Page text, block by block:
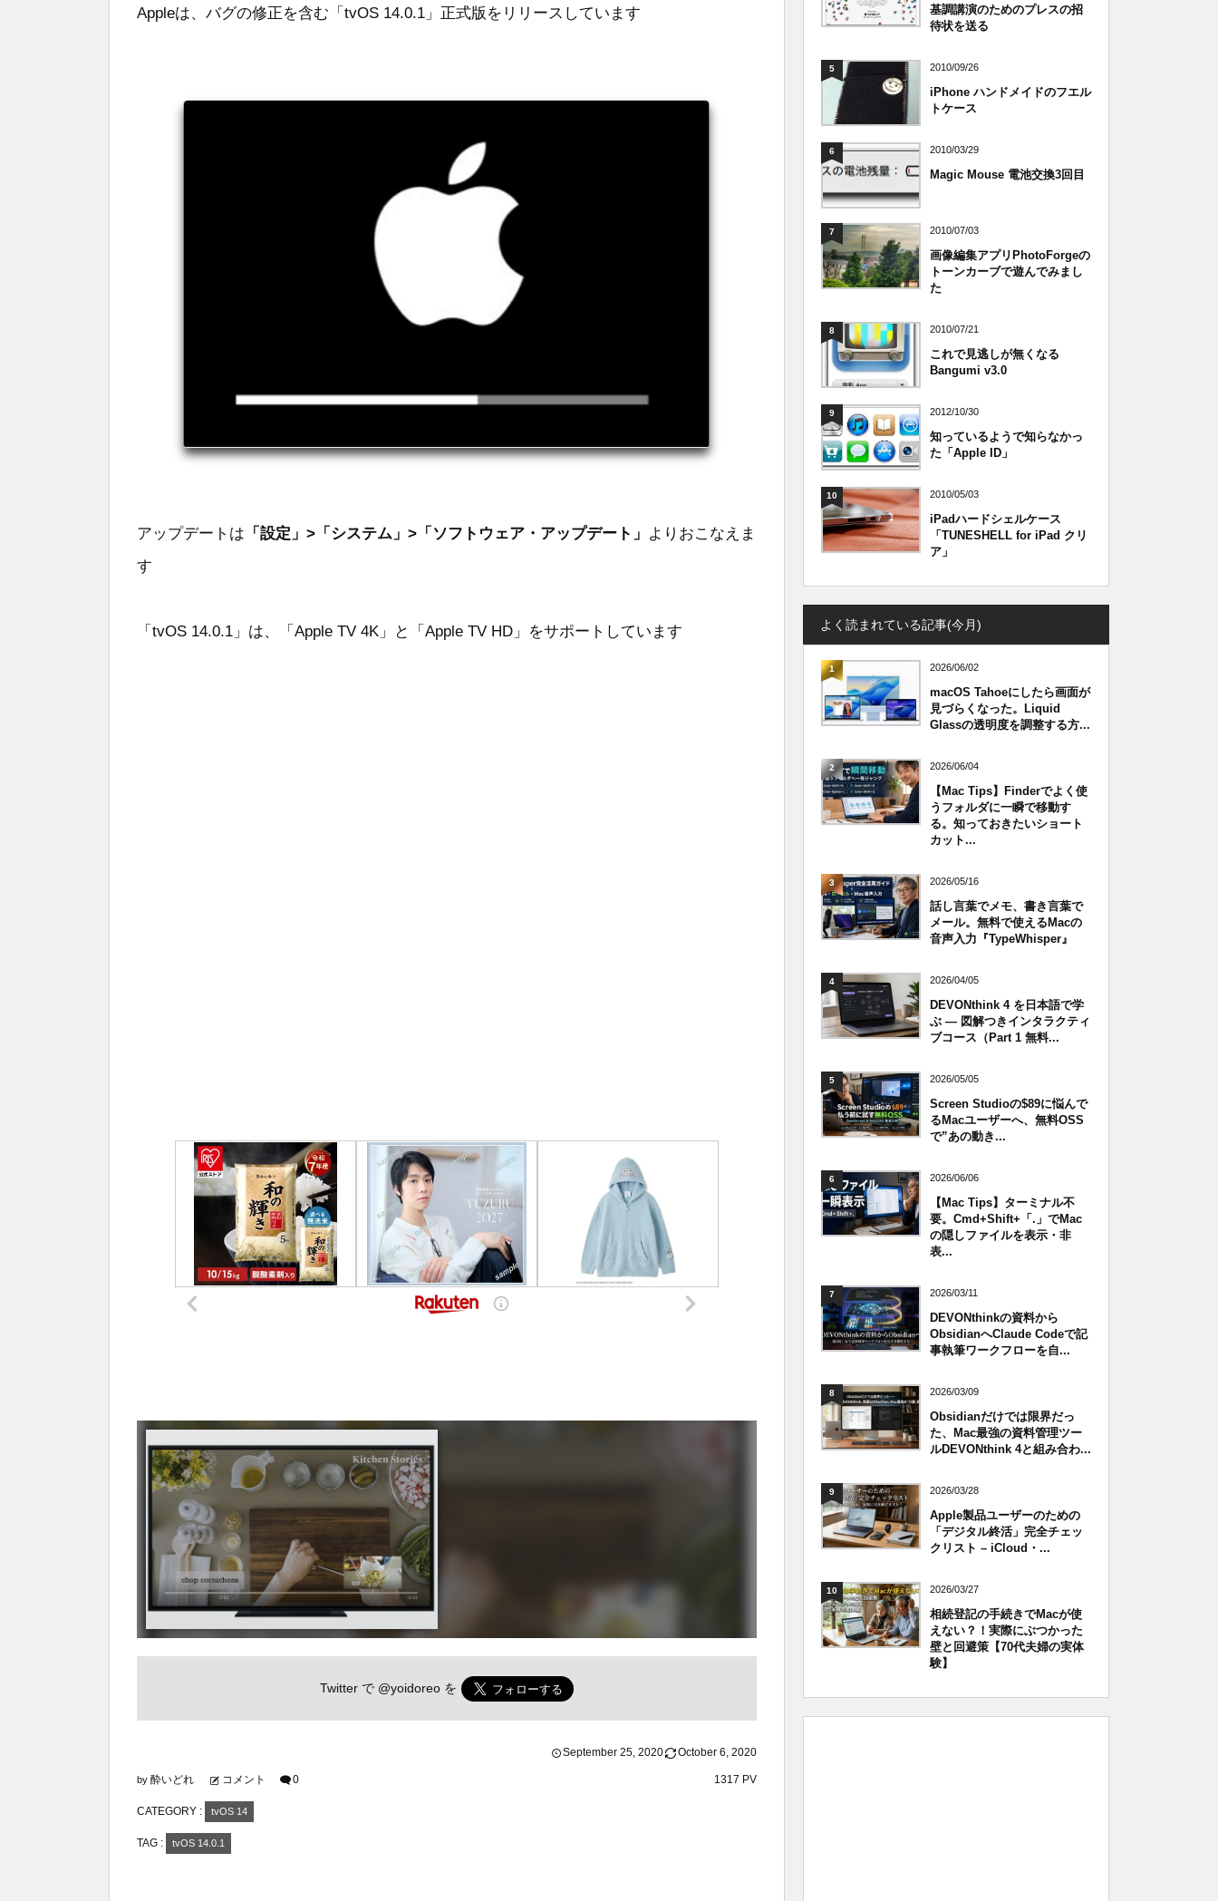
Appleは、バグの修正を含む「tvOS 14.0.1」正式版をリリースしています
アップデートは 「設定」>「システム」>「ソフトウェア・アップデート」 よりおこなえま
す
「tvOS 14.0.1」は、「Apple TV 4K」と「Apple TV HD」をサポートしています
Twitter で @yoidoreo を
September 25 ,2020 October 6 2020
by 酔いどれ コメント 0 1317 PV
CATEGORY : tvOS 14
TAG : tvOS 14.0.1
基調講演のためのプレスの招
待状を送る
5 2010/09/26
iPhone ハンドメイドのフエル
トケース
6 2010/03/29
Magic Mouse 電池交換3回目
7 2010/07/03
画像編集アプリPhotoForgeの
トーンカーブで遊んでみまし
た
8 2010/07/21
これで見逃しが無くなる
Bangumi v3.0
9 2012/10/30
知っているようで知らなかっ
た「Apple ID」
10 2010/05/03
iPadハードシェルケース
「TUNESHELL for iPad クリ
ア」
よく読まれている記事(今月)
1 2026/06/02
macOS Tahoeにしたら画面が
見づらくなった。Liquid
Glassの透明度を調整する方...
2 2026/06/04
【Mac Tips】Finderでよく使
うフォルダに一瞬で移動す
る。知っておきたいショート
カット...
3 2026/05/16
話し言葉でメモ、書き言葉で
メール。無料で使えるMacの
音声入力『TypeWhisper』
4 2026/04/05
DEVONthink 4 を日本語で学
ぶ — 図解つきインタラクティ
ブコース（Part 1 無料...
5 2026/05/05
Screen Studioの$89に悩んで
るMacユーザーへ、無料OSS
で”あの動き...
6 2026/06/06
【Mac Tips】ターミナル不
要。Cmd+Shift+「.」でMac
の隠しファイルを表示・非
表...
7 2026/03/11
DEVONthinkの資料から
ObsidianへClaude Codeで記
事執筆ワークフローを自...
8 2026/03/09
Obsidianだけでは限界だっ
た、Mac最強の資料管理ツー
ルDEVONthink 4と組み合わ...
9 2026/03/28
Apple製品ユーザーのための
「デジタル終活」完全チェッ
クリスト – iCloud・...
10 2026/03/27
相続登記の手続きでMacが使
えない？！実際にぶつかった
壁と回避策【70代夫婦の実体
験】